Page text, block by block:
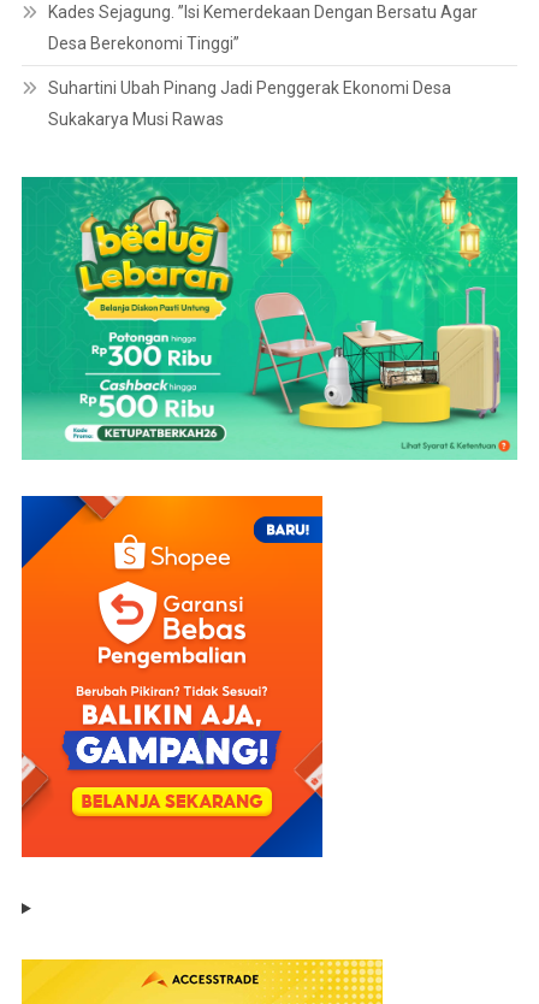
Kades Sejagung. ”Isi Kemerdekaan Dengan Bersatu Agar
Desa Berekonomi Tinggi”
Suhartini Ubah Pinang Jadi Penggerak Ekonomi Desa
Sukakarya Musi Rawas